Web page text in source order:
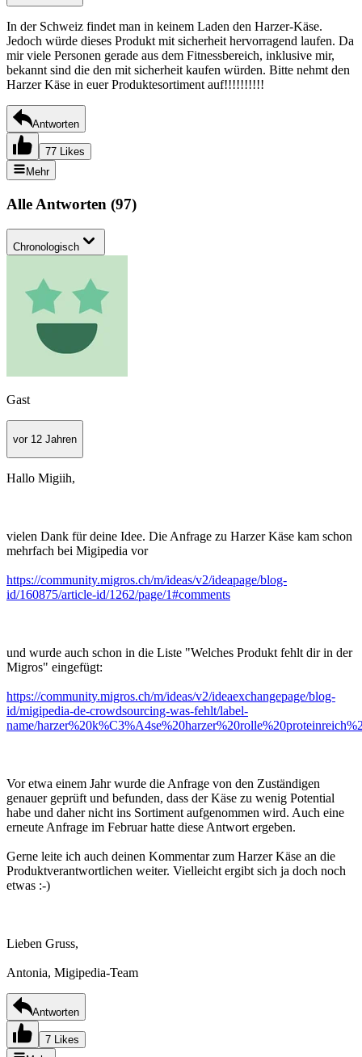
In der Schweiz findet man in keinem Laden den Harzer-Käse.
Jedoch würde dieses Produkt mit sicherheit hervorragend laufen. Da
mir viele Personen gerade aus dem Fitnessbereich, inklusive mir,
bekannt sind die den mit sicherheit kaufen würden. Bitte nehmt den
Harzer Käse in euer Produktesortiment auf!!!!!!!!!!
Antworten
77 Likes
Mehr
Alle Antworten (97)
Chronologisch
Gast
vor 12 Jahren
Hallo Migiih,
vielen Dank für deine Idee. Die Anfrage zu Harzer Käse kam schon
mehrfach bei Migipedia vor
https://community.migros.ch/m/ideas/v2/ideapage/blog-
id/160875/article-id/1262/page/1#comments
und wurde auch schon in die Liste "Welches Produkt fehlt dir in der
Migros" eingefügt:
https://community.migros.ch/m/ideas/v2/ideaexchangepage/blog-
id/migipedia-de-crowdsourcing-was-fehlt/label-
name/
Vor etwa einem Jahr wurde die Anfrage von den Zuständigen
genauer geprüft und befunden, dass der Käse zu wenig Potential
habe und daher nicht ins Sortiment aufgenommen wird. Auch eine
erneute Anfrage im Februar hatte diese Antwort ergeben.
Gerne leite ich auch deinen Kommentar zum Harzer Käse an die
Produktverantwortlichen weiter. Vielleicht ergibt sich ja doch noch
etwas :-)
Lieben Gruss,
Antonia, Migipedia-Team
Antworten
7 Likes